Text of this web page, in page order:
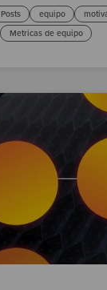
Posts equipo
Metricas de equipo